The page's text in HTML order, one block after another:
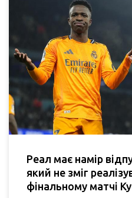
Реал має намір
який не зміг
фінальному матчі